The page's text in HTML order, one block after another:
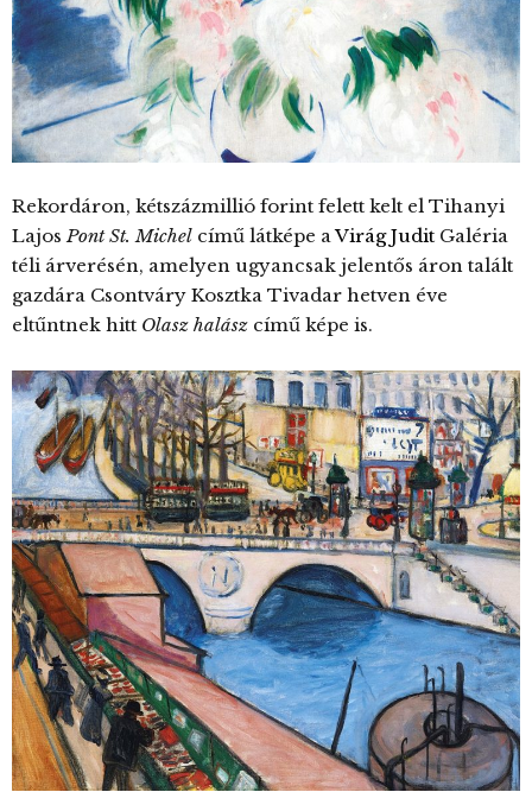
Rekordáron, kétszázmillió forint felett kelt el Tihanyi
Lajos Pont St. Michel című látképe aVirág Judit Galéria
téli árverésén, amelyen ugyancsak jelentős áron talált
gazdára Csontváry Kosztka Tivadar hetven éve
eltűntnek hitt Olasz halász című képe is.